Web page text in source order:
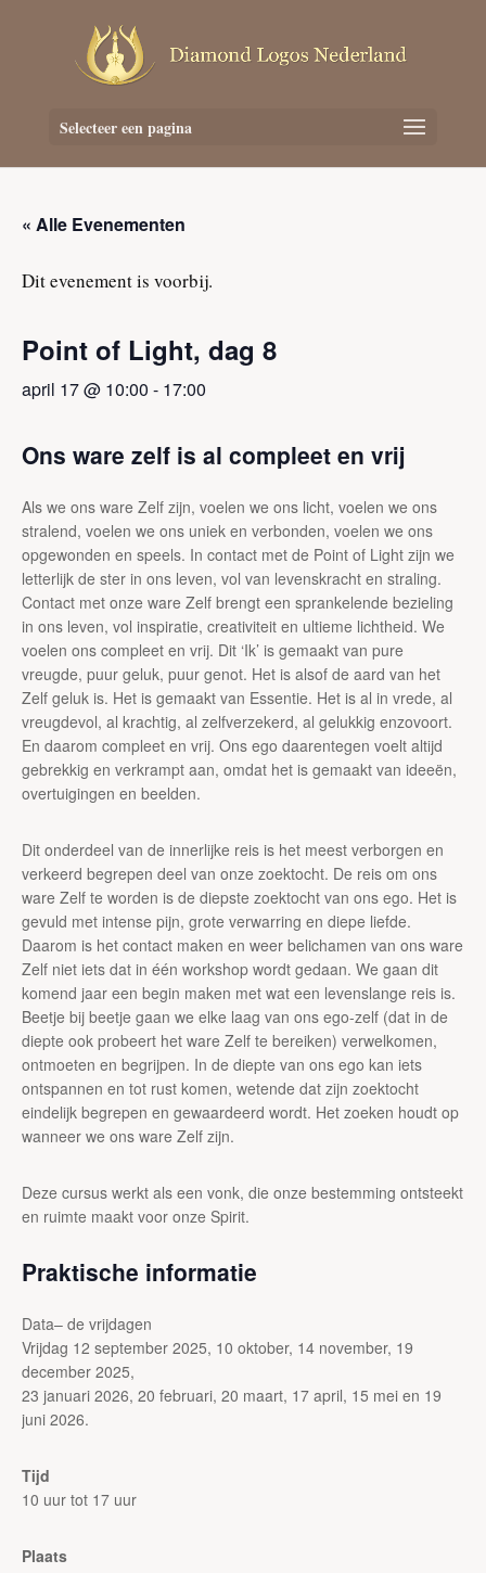
Selecteer een pagina
« Alle Evenementen
Dit evenement is voorbij.
Point of Light, dag 8
april 17 @ 10:00 - 17:00
Ons ware zelf is al compleet en vrij
Als we ons ware Zelf zijn, voelen we ons licht, voelen we ons
stralend, voelen we ons uniek en verbonden, voelen we ons
opgewonden en speels. In contact met de Point of Light zijn we
letterlijk de ster in ons leven, vol van levenskracht en straling.
Contact met onze ware Zelf brengt een sprankelende bezieling
in ons leven, vol inspiratie, creativiteit en ultieme lichtheid. We
voelen ons compleet en vrij. Dit ‘Ik’ is gemaakt van pure
vreugde, puur geluk, puur genot. Het is alsof de aard van het
Zelf geluk is. Het is gemaakt van Essentie. Het is al in vrede, al
vreugdevol, al krachtig, al zelfverzekerd, al gelukkig enzovoort.
En daarom compleet en vrij. Ons ego daarentegen voelt altijd
gebrekkig en verkrampt aan, omdat het is gemaakt van ideeën,
overtuigingen en beelden.
Dit onderdeel van de innerlijke reis is het meest verborgen en
verkeerd begrepen deel van onze zoektocht. De reis om ons
ware Zelf te worden is de diepste zoektocht van ons ego. Het is
gevuld met intense pijn, grote verwarring en diepe liefde.
Daarom is het contact maken en weer belichamen van ons ware
Zelf niet iets dat in één workshop wordt gedaan. We gaan dit
komend jaar een begin maken met wat een levenslange reis is.
Beetje bij beetje gaan we elke laag van ons ego-zelf (dat in de
diepte ook probeert het ware Zelf te bereiken) verwelkomen,
ontmoeten en begrijpen. In de diepte van ons ego kan iets
ontspannen en tot rust komen, wetende dat zijn zoektocht
eindelijk begrepen en gewaardeerd wordt. Het zoeken houdt op
wanneer we ons ware Zelf zijn.
Deze cursus werkt als een vonk, die onze bestemming ontsteekt
en ruimte maakt voor onze Spirit.
Praktische informatie
Data– de vrijdagen
Vrijdag 12 september 2025, 10 oktober, 14 november, 19
december 2025,
23 januari 2026, 20 februari, 20 maart, 17 april, 15 mei en 19
juni 2026.
Tijd
10 uur tot 17 uur
Plaats